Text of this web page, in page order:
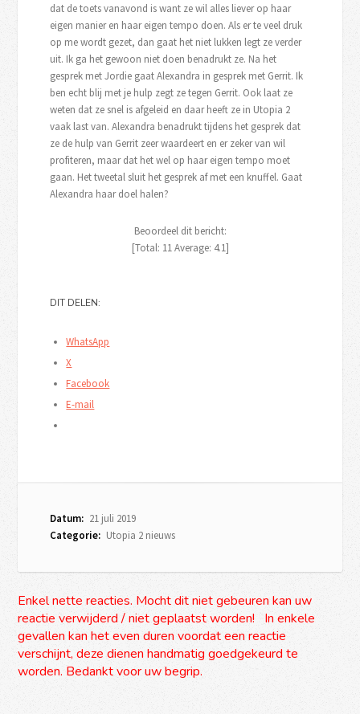
dat de toets vanavond is want ze wil alles liever op haar
eigen manier en haar eigen tempo doen. Als er te veel druk
op me wordt gezet, dan gaat het niet lukken legt ze verder
uit. Ik ga het gewoon niet doen benadrukt ze. Na het
gesprek met Jordie gaat Alexandra in gesprek met Gerrit. Ik
ben echt blij met je hulp zegt ze tegen Gerrit. Ook laat ze
weten dat ze snel is afgeleid en daar heeft ze in Utopia 2
vaak last van. Alexandra benadrukt tijdens het gesprek dat
ze de hulp van Gerrit zeer waardeert en er zeker van wil
profiteren, maar dat het wel op haar eigen tempo moet
gaan. Het tweetal sluit het gesprek af met een knuffel. Gaat
Alexandra haar doel halen?
Beoordeel dit bericht:
[Total: 11Average: 4.1]
DIT DELEN:
WhatsApp
X
Facebook
E-mail
Datum: 21 juli 2019
Categorie: Utopia 2 nieuws
Enkel nette reacties. Mocht dit niet gebeuren kan uw
reactie verwijderd / niet geplaatst worden! In enkele
gevallen kan het even duren voordat een reactie
verschijnt, deze dienen handmatig goedgekeurd te
worden. Bedankt voor uw begrip.